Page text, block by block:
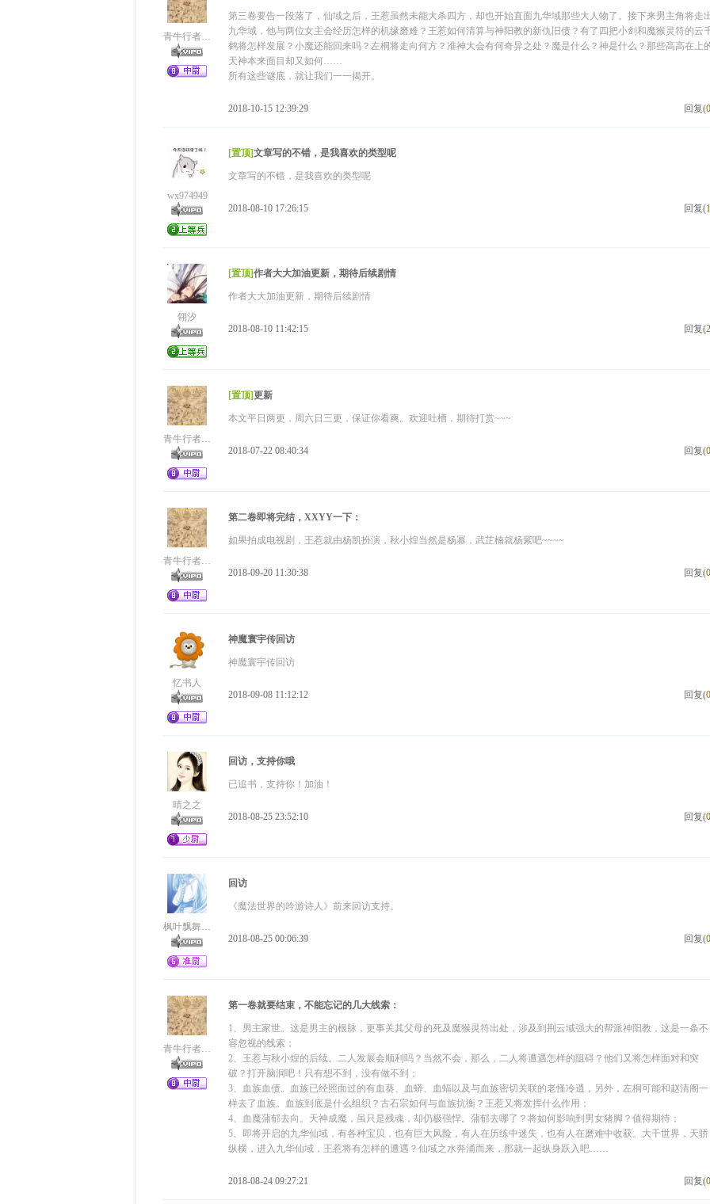
第三卷要告一段落了，仙域之后，王惹虽然未能大杀四方，却也开始直面九华域那些大人物了。接下来男主角将走
九华域，他与两位女主会经历怎样的机缘磨难？王惹如何清算与神阳教的新仇旧债？有了四把小剑和魔猴灵符的云
鹤将怎样发展？小魔还能回来吗？左桐将走向何方？准神大会有何奇异之处？魔是什么？神是什么？那些高高在上
天神本来面目却又如何……
所有这些谜底，就让我们一一揭开。
2018-10-15 12:39:29 回复(0
wx974949
[置顶]文章写的不错，是我喜欢的类型呢
文章写的不错，是我喜欢的类型呢
2018-08-10 17:26:15 回复(1
翎汐
[置顶]作者大大加油更新，期待后续剧情
作者大大加油更新，期待后续剧情
2018-08-10 11:42:15 回复(2
[置顶]更新
本文平日两更，周六日三更，保证你看爽。欢迎吐槽，期待打赏~~~
2018-07-22 08:40:34 回复(0
第二卷即将完结，XXYY一下：
如果拍成电视剧，王惹就由杨凯扮演，秋小煌当然是杨幂，武芷楠就杨紫吧~~~~
2018-09-20 11:30:38 回复(0
忆书人
神魔寰宇传回访
神魔寰宇传回访
2018-09-08 11:12:12 回复(0
晴之之
回访，支持你哦
已追书，支持你！加油！
2018-08-25 23:52:10 回复(0
回访
《魔法世界的吟游诗人》前来回访支持。
2018-08-25 00:06:39 回复(0
第一卷就要结束，不能忘记的几大线索：
1、男主家世。这是男主的根脉，更事关其父母的死及魔猴灵符出处，涉及到荆云域强大的帮派神阳教，这是一条不
容忽视的线索；
2、王惹与秋小煌的后续。二人发展会顺利吗？当然不会，那么，二人将遭遇怎样的阻碍？他们又将怎样面对和突
破？打开脑洞吧！只有想不到，没有做不到；
3、血族血债。血族已经照面过的有血葵、血蟒、血蝠以及与血族密切关联的老怪冷逍，另外，左桐可能和赵清阁一
样去了血族。血族到底是什么组织？古石宗如何与血族抗衡？王惹又将发挥什么作用；
4、血魔蒲郁去向。天神成魔，虽只是残魂，却仍极强悍。蒲郁去哪了？将如何影响到男女猪脚？值得期待；
5、即将开启的九华仙域，有各种宝贝，也有巨大风险，有人在历练中迷失，也有人在磨难中收获。大千世界，天骄
纵横，进入九华仙域，王惹将有怎样的遭遇？仙域之水奔涌而来，那就一起纵身跃入吧……
2018-08-24 09:27:21 回复(0